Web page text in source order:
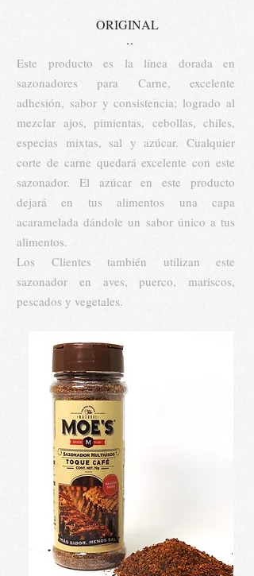
ORIGINAL
..
Este producto es la línea dorada en
sazonadores para Carne, excelente
adhesión, sabor y consistencia; logrado al
mezclar ajos, pimientas, cebollas, chiles,
especias mixtas, sal y azúcar. Cualquier
corte de carne quedará excelente con este
sazonador. El azúcar en este producto
dejará en tus alimentos una capa
acaramelada dándole un sabor único a tus
alimentos.
Los Clientes también utilizan este
sazonador en aves, puerco, mariscos,
pescados y vegetales.